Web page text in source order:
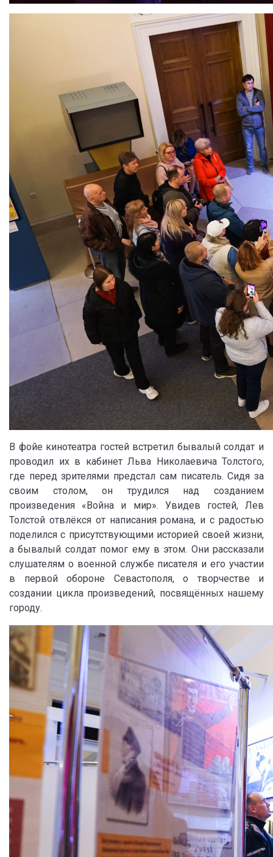
В фойе кинотеатра гостей встретил бывалый солдат и
проводил их в кабинет Льва Николаевича Толстого,
где перед зрителями предстал сам писатель. Сидя за
своим столом, он трудился над созданием
произведения «Война и мир». Увидев гостей, Лев
Толстой отвлёкся от написания романа, и с радостью
поделился с присутствующими историей своей жизни,
а бывалый солдат помог ему в этом. Они рассказали
слушателям о военной службе писателя и его участии
в первой обороне Севастополя, о творчестве и
создании цикла произведений, посвящённых нашему
городу.